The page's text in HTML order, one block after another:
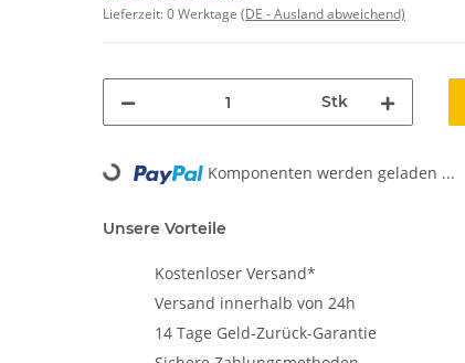
Lieferzeit:0 Werktage (DE - Ausland abweichend)
Stk
Loading... Komponenten werden geladen ...
Unsere Vorteile
Kostenloser Versand*
Versand innerhalb von 24h
14 Tage Geld-Zurück-Garantie